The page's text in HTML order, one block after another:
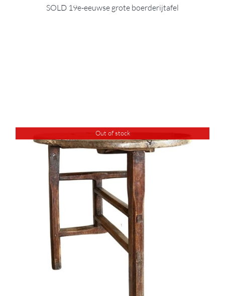
SOLD 19e-eeuwse grote boerderijtafel
Out of stock